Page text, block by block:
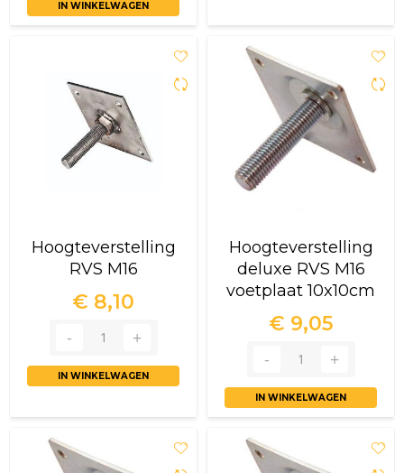
IN WINKELWAGEN
Hoogteverstelling
RVS M16
€ 8,10
IN WINKELWAGEN
Hoogteverstelling
deluxe RVS M16
voetplaat 10x10cm
€ 9,05
IN WINKELWAGEN